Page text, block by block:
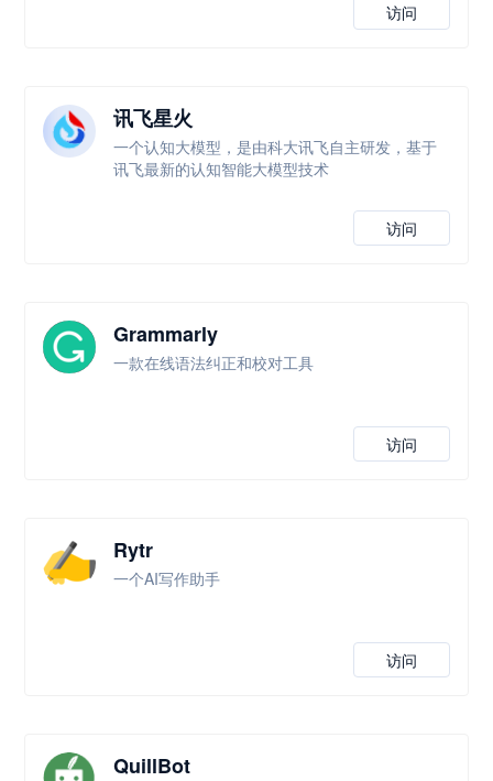
访问
讯飞星火
一个认知大模型，是由科大讯飞自主研发，基于
讯飞最新的认知智能大模型技术
访问
Grammarly
一款在线语法纠正和校对工具
访问
Rytr
一个AI写作助手
访问
QuillBot